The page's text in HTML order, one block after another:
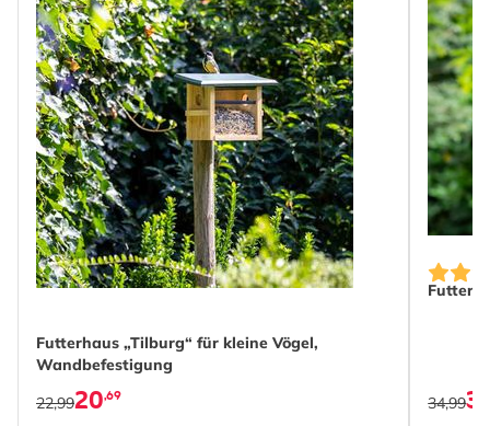
Futterhaus „Tilburg“ für kleine Vögel,
Wandbefestigung
20,69
22,99 34,99